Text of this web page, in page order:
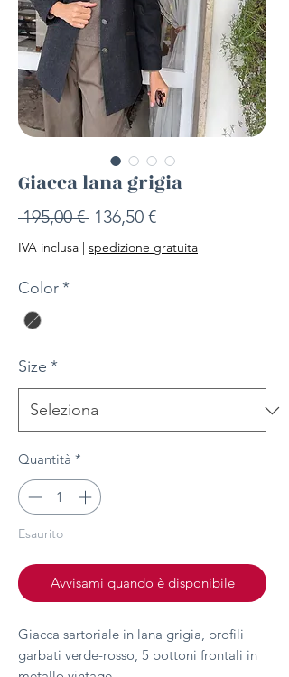
Giacca lana grigia
195,00 € Prezzo
regolare
136,50 €Prezzo
scontato
IVA inclusa | spedizione gratuita
Color*
Size *
Quantità *
Esaurito
Avvisami quando è disponibile
Giacca sartoriale in lana grigia, profili
garbati verde-rosso, 5 bottoni frontali in